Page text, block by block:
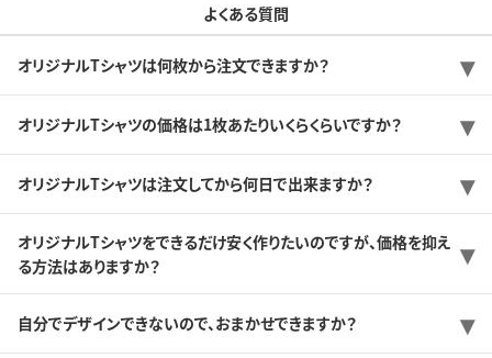
よくある質問
オリジナルTシャツは何枚から注文できますか？
オリジナルTシャツの価格は1枚あたりいくらくらいですか？
オリジナルTシャツは注文してから何日で出来ますか？
オリジナルTシャツをできるだけ安く作りたいのですが、価格を抑え
る方法はありますか？
自分でデザインできないので、おまかせできますか？